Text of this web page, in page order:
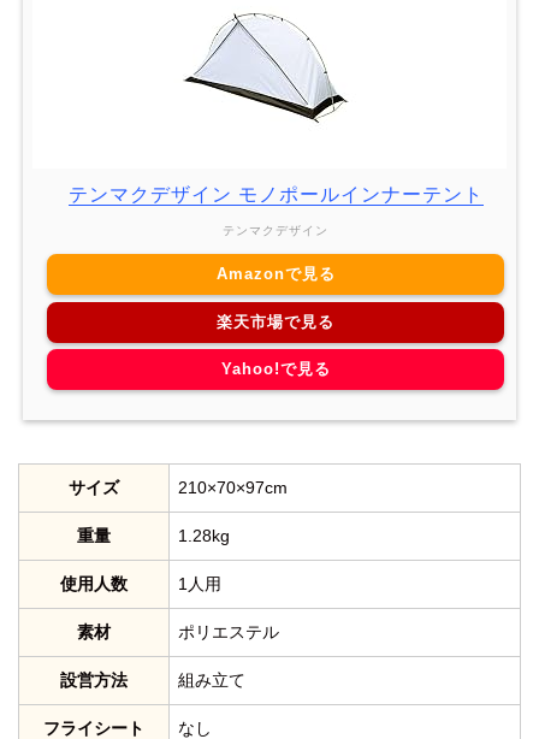
テンマクデザイン モノポールインナーテント
テンマクデザイン
Amazonで見る
楽天市場で見る
Yahoo!で見る
サイズ 210×70×97cm
重量 1.28kg
使用人数 1人用
素材 ポリエステル
設営方法 組み立て
フライシート なし